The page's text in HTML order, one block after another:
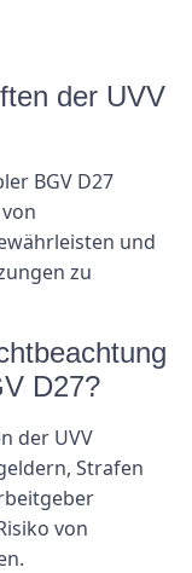
der UVV
BGV D27
und
zu
D27?
der UVV
Strafen
von